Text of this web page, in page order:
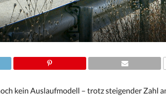
kein Auslaufmodell – trotz steigender Zahl